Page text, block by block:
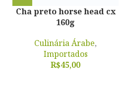
Cha preto horse head cx
160g
Culinária Árabe,
Importados
R$45,00